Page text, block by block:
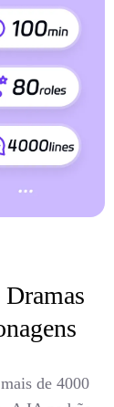
de 4000